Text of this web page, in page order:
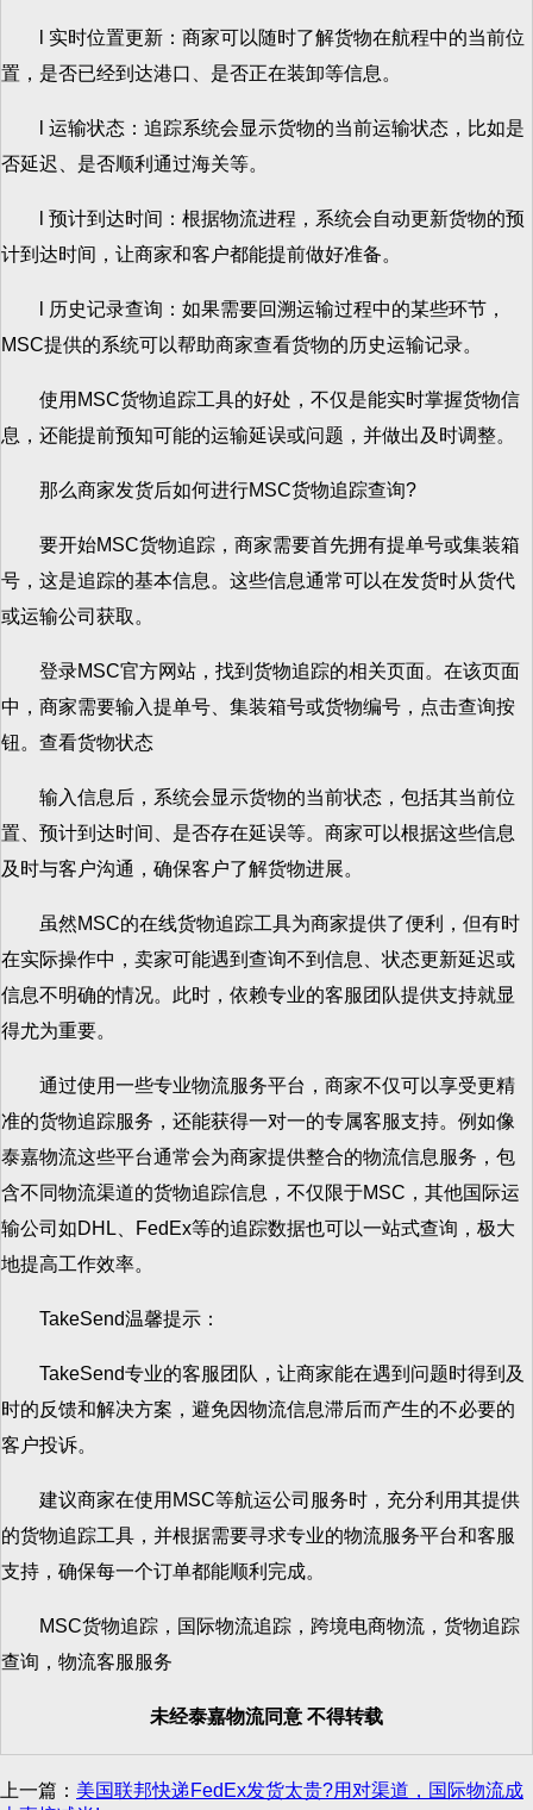
l 实时位置更新：商家可以随时了解货物在航程中的当前位
置，是否已经到达港口、是否正在装卸等信息。
l 运输状态：追踪系统会显示货物的当前运输状态，比如是
否延迟、是否顺利通过海关等。
l 预计到达时间：根据物流进程，系统会自动更新货物的预
计到达时间，让商家和客户都能提前做好准备。
l 历史记录查询：如果需要回溯运输过程中的某些环节，
MSC提供的系统可以帮助商家查看货物的历史运输记录。
使用MSC货物追踪工具的好处，不仅是能实时掌握货物信
息，还能提前预知可能的运输延误或问题，并做出及时调整。
那么商家发货后如何进行MSC货物追踪查询?
要开始MSC货物追踪，商家需要首先拥有提单号或集装箱
号，这是追踪的基本信息。这些信息通常可以在发货时从货代
或运输公司获取。
登录MSC官方网站，找到货物追踪的相关页面。在该页面
中，商家需要输入提单号、集装箱号或货物编号，点击查询按
钮。查看货物状态
输入信息后，系统会显示货物的当前状态，包括其当前位
置、预计到达时间、是否存在延误等。商家可以根据这些信息
及时与客户沟通，确保客户了解货物进展。
虽然MSC的在线货物追踪工具为商家提供了便利，但有时
在实际操作中，卖家可能遇到查询不到信息、状态更新延迟或
信息不明确的情况。此时，依赖专业的客服团队提供支持就显
得尤为重要。
通过使用一些专业物流服务平台，商家不仅可以享受更精
准的货物追踪服务，还能获得一对一的专属客服支持。例如像
泰嘉物流这些平台通常会为商家提供整合的物流信息服务，包
含不同物流渠道的货物追踪信息，不仅限于MSC，其他国际运
输公司如DHL、FedEx等的追踪数据也可以一站式查询，极大
地提高工作效率。
TakeSend温馨提示：
TakeSend专业的客服团队，让商家能在遇到问题时得到及
时的反馈和解决方案，避免因物流信息滞后而产生的不必要的
客户投诉。
建议商家在使用MSC等航运公司服务时，充分利用其提供
的货物追踪工具，并根据需要寻求专业的物流服务平台和客服
支持，确保每一个订单都能顺利完成。
MSC货物追踪，国际物流追踪，跨境电商物流，货物追踪
查询，物流客服服务
未经泰嘉物流同意 不得转载
上一篇： 美国联邦快递FedEx发货太贵?用对渠道，国际物流成